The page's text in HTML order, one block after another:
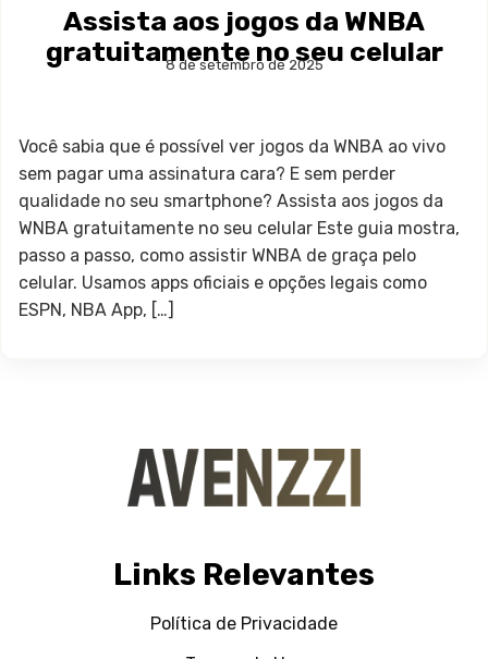
Assista aos jogos da WNBA
gratuitamente no seu celular
8 de setembro de 2025
Você sabia que é possível ver jogos da WNBA ao vivo
sem pagar uma assinatura cara? E sem perder
qualidade no seu smartphone? Assista aos jogos da
WNBA gratuitamente no seu celular Este guia mostra,
passo a passo, como assistir WNBA de graça pelo
celular. Usamos apps oficiais e opções legais como
ESPN, NBA App, […]
Links Relevantes
Política de Privacidade